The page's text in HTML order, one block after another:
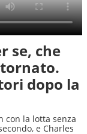
se, che
dopo la
con la lotta senza
e Charles